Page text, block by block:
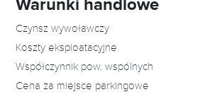
Czynsz wywoławczy
Koszty eksploatacyjne
Współczynnik pow. wspólnych
Cena za miejsce parkingowe